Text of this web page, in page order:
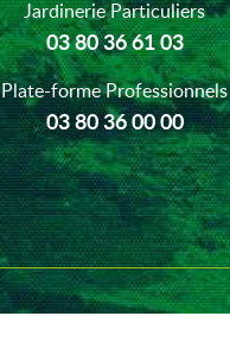
Jardinerie Particuliers
03 80 36 61 03
Plate-forme Professionnels
03 80 36 00 00